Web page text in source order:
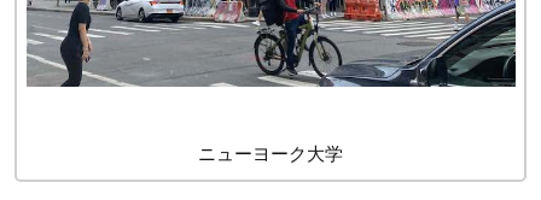
ニューヨーク大学